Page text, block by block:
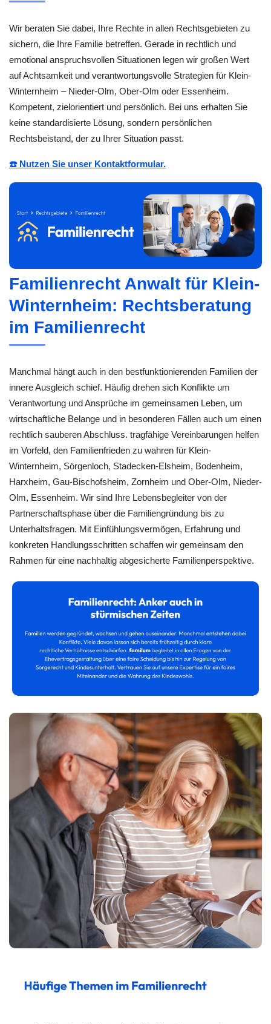
Wir beraten Sie dabei, Ihre Rechte in allen Rechtsgebieten zu
sichern, die Ihre Familie betreffen. Gerade in rechtlich und
emotional anspruchsvollen Situationen legen wir großen Wert
auf Achtsamkeit und verantwortungsvolle Strategien für Klein-
Winternheim – Nieder-Olm, Ober-Olm oder Essenheim.
Kompetent, zielorientiert und persönlich. Bei uns erhalten Sie
keine standardisierte Lösung, sondern persönlichen
Rechtsbeistand, der zu Ihrer Situation passt.
☎️ Nutzen Sie unser Kontaktformular.
Familienrecht Anwalt für Klein-
Winternheim: Rechtsberatung
im Familienrecht
Manchmal hängt auch in den bestfunktionierenden Familien der
innere Ausgleich schief. Häufig drehen sich Konflikte um
Verantwortung und Ansprüche im gemeinsamen Leben, um
wirtschaftliche Belange und in besonderen Fällen auch um einen
rechtlich sauberen Abschluss. tragfähige Vereinbarungen helfen
im Vorfeld, den Familienfrieden zu wahren für Klein-
Winternheim, Sörgenloch, Stadecken-Elsheim, Bodenheim,
Harxheim, Gau-Bischofsheim, Zornheim und Ober-Olm, Nieder-
Olm, Essenheim. Wir sind Ihre Lebensbegleiter von der
Partnerschaftsphase über die Familiengründung bis zu
Unterhaltsfragen. Mit Einfühlungsvermögen, Erfahrung und
konkreten Handlungsschritten schaffen wir gemeinsam den
Rahmen für eine nachhaltig abgesicherte Familienperspektive.